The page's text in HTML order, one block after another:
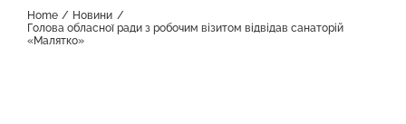
Home
Новини
Голова обласної ради з робочим візитом відвідав санаторій
«Малятко»